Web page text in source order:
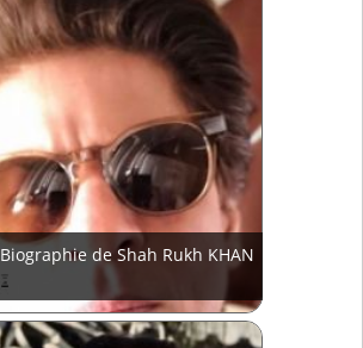
Biographie de Shah Rukh KHAN